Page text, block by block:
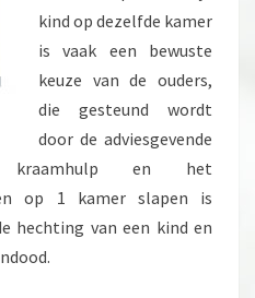
kind op dezelfde kamer
is vaak een bewuste
keuze van de ouders,
die gesteund wordt
door de adviesgevende
kraamhulp en het
op 1 kamer slapen is
hechting van een kind en